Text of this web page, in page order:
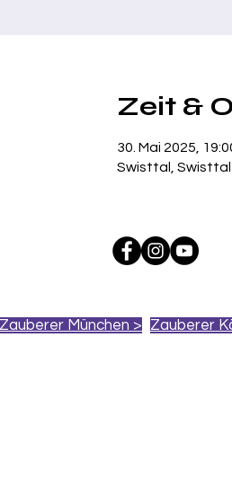
Zeit &
30. Mai 2025,
Swisttal, Swisttal
Zauberer München > Zauberer